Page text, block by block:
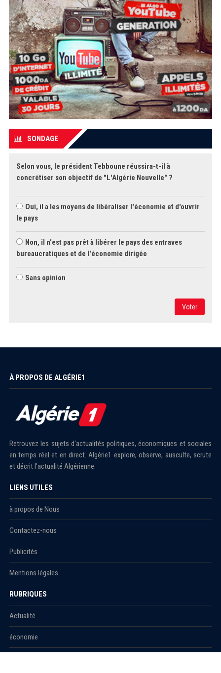
SONDAGE
Selon vous, le président Tebboune réussira-t-il à
concrétiser son objectif de "L'Algérie Nouvelle" ?
Oui, il a les moyens de libéraliser l'économie et d'ouvrir
le pays
Non, il n'est pas prêt à libérer le pays des entraves
bureaucratiques et de l'économie dirigée
Sans opinion
Voter
À PROPOS DE ALGÉRIE1
Retrouvez les sujets d'actualités politiques, économiques et sociales
en temps réel et en direct. Algérie1 explore, observe, ausculte, scrute
et décrit l'actualité Algérienne.
LIENS UTILES
à propos de Nous
Contactez-nous
Publicités
Mentions légales
RUBRIQUES
Actualité
économie